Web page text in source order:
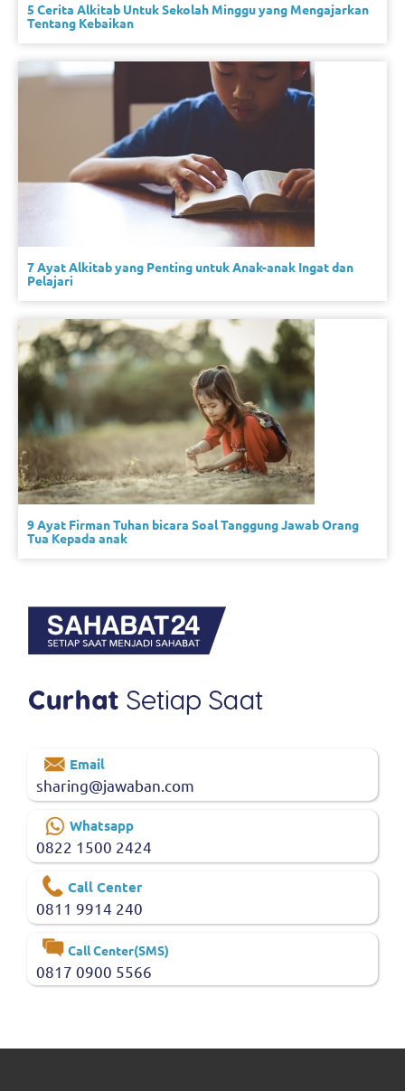
5 Cerita Alkitab Untuk Sekolah Minggu yang Mengajarkan
Tentang Kebaikan
7 Ayat Alkitab yang Penting untuk Anak-anak Ingat dan
Pelajari
9 Ayat Firman Tuhan bicara Soal Tanggung Jawab Orang
Tua Kepada anak
Email
sharing@jawaban.com
Whatsapp
0822 1500 2424
Call Center
0811 9914 240
Call Center(SMS)
0817 0900 5566